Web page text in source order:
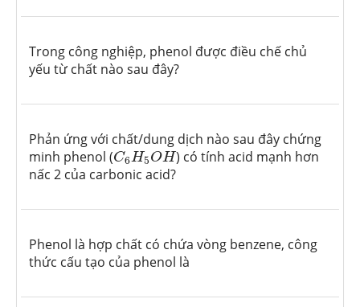
Trong công nghiệp, phenol được điều chế chủ
yếu từ chất nào sau đây?
Phản ứng với chất/dung dịch nào sau đây chứng
minh phenol (C6H5OH
C6H5OH) có tính acid mạnh hơn
nấc 2 của carbonic acid?
Phenol là hợp chất có chứa vòng benzene, công
thức cấu tạo của phenol là